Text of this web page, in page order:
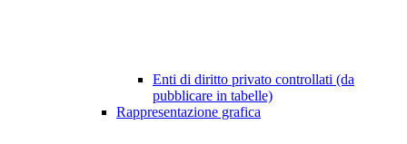
Enti di diritto privato controllati (da
pubblicare in tabelle)
Rappresentazione grafica